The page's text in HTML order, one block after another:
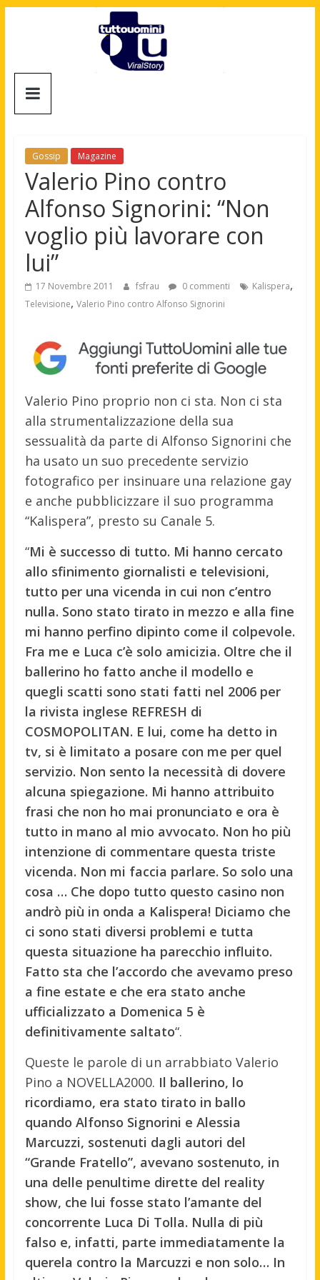
Tuttouomini
Cinema,
Motori,
gay
news
moda
maschile
Gossip Magazine
Valerio Pino contro
Alfonso Signorini: “Non
voglio più lavorare con
lui”
17 Novembre 2011 fsfrau 0 commenti Kalispera,
Televisione, Valerio Pino contro Alfonso Signorini
Valerio Pino proprio non ci sta. Non ci sta
alla strumentalizzazione della sua
sessualità da parte di Alfonso Signorini che
ha usato un suo precedente servizio
fotografico per insinuare una relazione gay
e anche pubblicizzare il suo programma
“Kalispera”, presto su Canale 5.
“Mi è successo di tutto. Mi hanno cercato
allo sfinimento giornalisti e televisioni,
tutto per una vicenda in cui non c’entro
nulla. Sono stato tirato in mezzo e alla fine
mi hanno perfino dipinto come il colpevole.
Fra me e Luca c’è solo amicizia. Oltre che il
ballerino ho fatto anche il modello e
quegli scatti sono stati fatti nel 2006 per
la rivista inglese REFRESH di
COSMOPOLITAN. E lui, come ha detto in
tv, si è limitato a posare con me per quel
servizio. Non sento la necessità di dovere
alcuna spiegazione. Mi hanno attribuito
frasi che non ho mai pronunciato e ora è
tutto in mano al mio avvocato. Non ho più
intenzione di commentare questa triste
vicenda. Non mi faccia parlare. So solo una
cosa … Che dopo tutto questo casino non
andrò più in onda a Kalispera! Diciamo che
ci sono stati diversi problemi e tutta
questa situazione ha parecchio influito.
Fatto sta che l’accordo che avevamo preso
a fine estate e che era stato anche
ufficializzato a Domenica 5 è
definitivamente saltato“.
Queste le parole di un arrabbiato Valerio
Pino a NOVELLA2000. Il ballerino, lo
ricordiamo, era stato tirato in ballo
quando Alfonso Signorini e Alessia
Marcuzzi, sostenuti dagli autori del
“Grande Fratello”, avevano sostenuto, in
una delle penultime dirette del reality
show, che lui fosse stato l’amante del
concorrente Luca Di Tolla. Nulla di più
falso e, infatti, parte immediatamente la
querela contro la Marcuzzi e non solo… In